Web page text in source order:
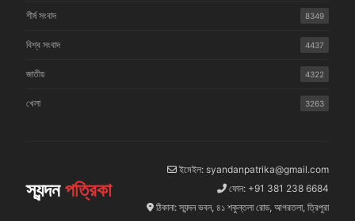
শীর্ষ সংবাদ 8349
বিশ্ব সংবাদ 4437
জাতীয় 4322
খেলা 3263
স্যন্দনপত্রিকা
ইমেইল: syandanpatrika@gmail.com
ফোন: +91 381 238 6684
ঠিকানা: স্যন্দন ভবন, ৪১ শকুন্তলা রোড, আগরতলা, ত্রিপুরা